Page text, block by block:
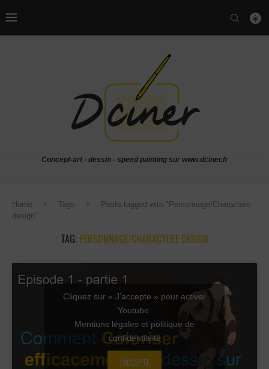
Concept-art - dessin - speed painting sur www.dciner.fr
Home Tags
Posts tagged with "Personnage/Charactere
design"
TAG: PERSONNAGE/CHARACTERE DESIGN
Cliquez sur « J’accepte » pour activer
Youtube
Mentions légales et politique de
confidentialité
J’ACCEPTE